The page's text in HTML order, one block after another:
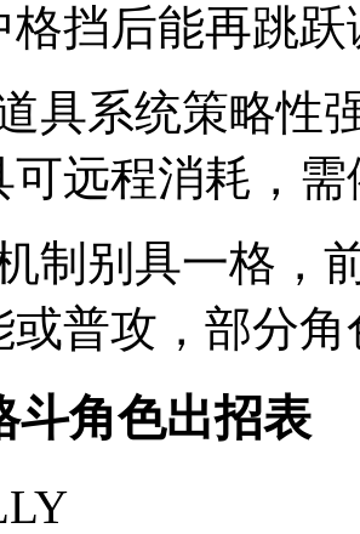
格挡后能再跳
具系统策略性
可远程消耗，
制别具一格，
或普攻，部分
斗角色出招表